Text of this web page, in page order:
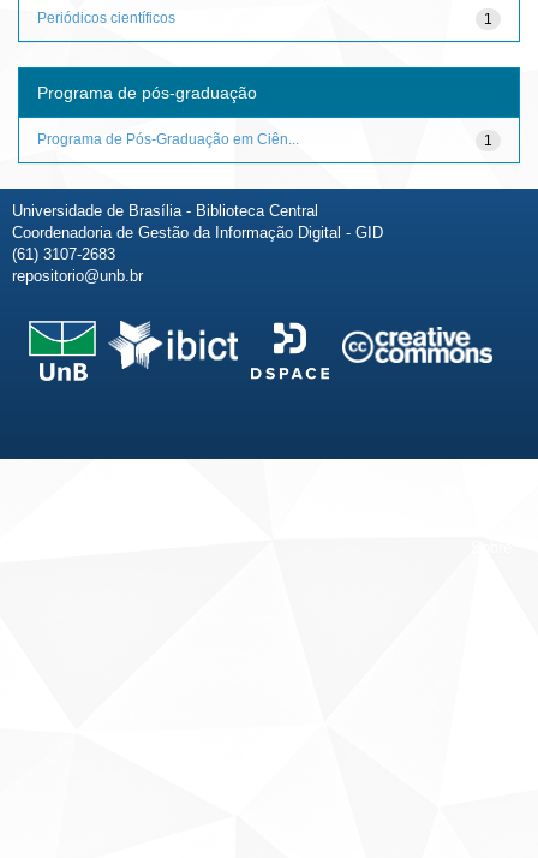
1
Periódicos científicos
Programa de pós-graduação
1
Programa de Pós-Graduação em Ciên...
Universidade de Brasília - Biblioteca Central
Coordenadoria de Gestão da Informação Digital - GID
(61) 3107-2683
repositorio@unb.br